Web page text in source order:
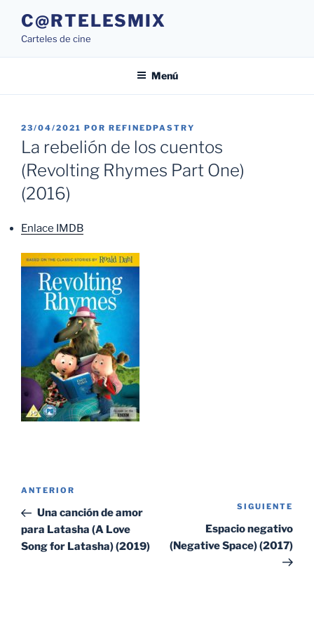
contenido
C@RTELESMIX
Carteles de cine
Menú
PUBLICADO
EL
23/04/2021 POR REFINEDPASTRY
La rebelión de los cuentos
(Revolting Rhymes Part One)
(2016)
Enlace IMDB
Navegación
entradas
Entrada
anterior:
ANTERIOR
Una canción de amor
para Latasha (A Love
Song for Latasha) (2019)
SIGUIENTE
Espacio negativo
(Negative Space) (2017)